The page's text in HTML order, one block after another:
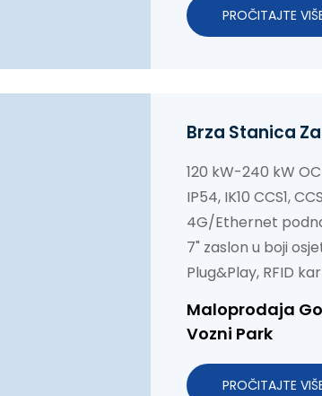
PROČITAJTE
Brza Stanica
120 kW-240 kW
IP54, IK10 CCS1,
4G/Ethernet
7" zaslon u boji
Plug&Play, RFID
Maloprodaja
Vozni Park
PROČITAJTE